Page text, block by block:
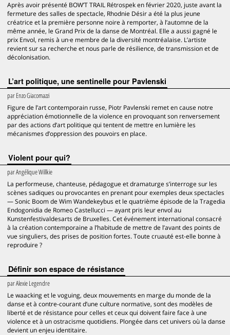
Après avoir présenté BOW’T TRAIL Rétrospek en février 2020, juste avant la
fermeture des salles de spectacle, Rhodnie Désir a été la plus jeune
créatrice et la première personne noire à remporter, à l’automne de la
même année, le Grand Prix de la danse de Montréal. Elle a aussi gagné le
prix Envol, remis à un·e membre de la diversité montréalaise. L’artiste
revient sur sa recherche et nous parle de résilience, de transmission et de
décolonisation.
L’art politique, une sentinelle pour Pavlenski
parEnzo Giacomazzi
Figure de l’art contemporain russe, Piotr Pavlenski remet en cause notre
appréciation émotionnelle de la violence en provoquant son renversement
par des actions d’art politique qui tentent de mettre en lumière les
mécanismes d’oppression des pouvoirs en place.
Violent pour qui?
parAngélique Willkie
La performeuse, chanteuse, pédagogue et dramaturge s’interroge sur les
scènes sadiques ou provocantes en prenant pour exemples deux spectacles
— Sonic Boom de Wim Wandekeybus et le quatrième épisode de la Tragedia
Endogonidia de Romeo Castellucci — ayant pris leur envol au
Kunstenfestivaldesarts de Bruxelles. Cet événement international consacré
à la création contemporaine a l’habitude de mettre de l’avant des points de
vue singuliers, des prises de position fortes. Toute cruauté est-elle bonne à
reproduire ?
Définir son espace de résistance
parAlexie Legendre
Le waacking et le voguing, deux mouvements en marge du monde de la
danse et à contre-courant d’une culture normative, sont des modèles de
liberté et de résistance pour celles et ceux qui doivent faire face à une
violence et à un ostracisme quotidiens. Plongée dans cet univers où la danse
devient un enjeu identitaire.